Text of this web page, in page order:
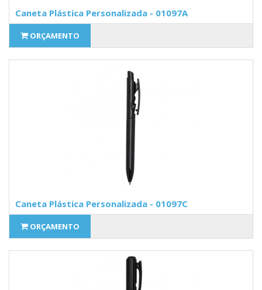
Caneta Plástica Personalizada - 01097A
ORÇAMENTO
Caneta Plástica Personalizada - 01097C
ORÇAMENTO